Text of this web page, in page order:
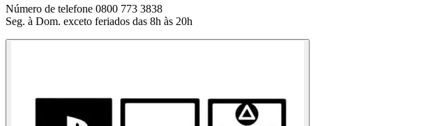
Número de telefone 0800 773 3838
Seg. à Dom. exceto feriados das 8h às 20h